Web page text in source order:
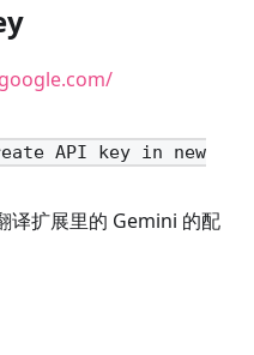
API key in new
译扩展里的 Gemini 的配